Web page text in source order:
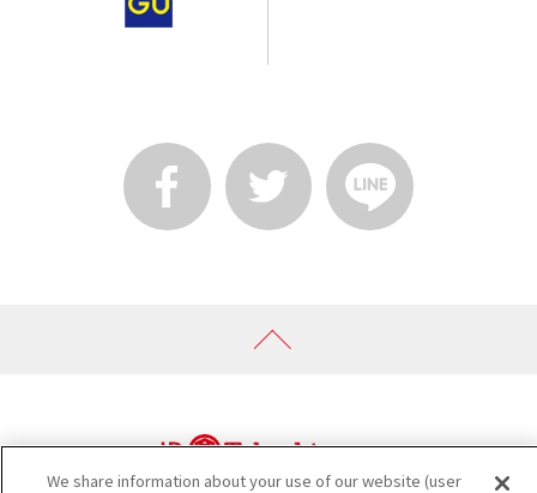
We share information about your use of our website (user